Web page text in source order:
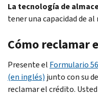
La tecnología de
tener una capacidad de
Cómo reclamar
Presente el Formulario
(en inglés) junto con su
reclamar el crédito.